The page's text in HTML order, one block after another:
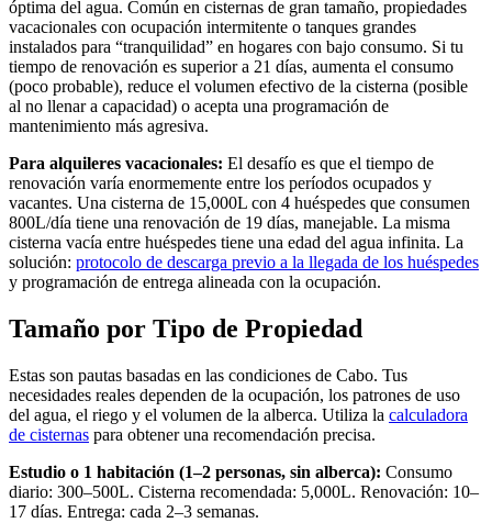
óptima del agua. Común en cisternas de gran tamaño, propiedades
vacacionales con ocupación intermitente o tanques grandes
instalados para “tranquilidad” en hogares con bajo consumo. Si tu
tiempo de renovación es superior a 21 días, aumenta el consumo
(poco probable), reduce el volumen efectivo de la cisterna (posible
al no llenar a capacidad) o acepta una programación de
mantenimiento más agresiva.
Para alquileres vacacionales: El desafío es que el tiempo de
renovación varía enormemente entre los períodos ocupados y
vacantes. Una cisterna de 15,000L con 4 huéspedes que consumen
800L/día tiene una renovación de 19 días, manejable. La misma
cisterna vacía entre huéspedes tiene una edad del agua infinita. La
solución: protocolo de descarga previo a la llegada de los huéspedes
y programación de entrega alineada con la ocupación.
Tamaño por Tipo de Propiedad
Estas son pautas basadas en las condiciones de Cabo. Tus
necesidades reales dependen de la ocupación, los patrones de uso
del agua, el riego y el volumen de la alberca. Utiliza la calculadora
de cisternas para obtener una recomendación precisa.
Estudio o 1 habitación (1–2 personas, sin alberca): Consumo
diario: 300–500L. Cisterna recomendada: 5,000L. Renovación: 10–
17 días. Entrega: cada 2–3 semanas.